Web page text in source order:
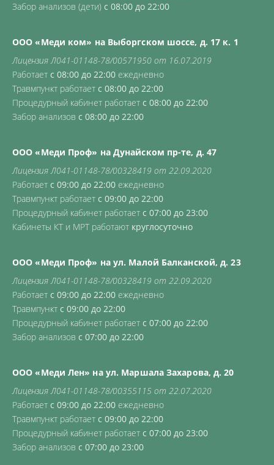
Забор анализов (дети) с 08:00 до 22:00
ООО «Меди ком» на Выборгском шоссе, д. 17 к. 1
Лицензия Л041-01148-78/00571950 от 16.07.2019
Работает с 08:00 до 22:00 ежедневно
Травмпункт работает с 08:00 до 22:00
Процедурный кабинет работает с 08:00 до 22:00
Забор анализов с 08:00 до 22:00
ООО «Меди Проф» на Дунайском пр-те, д. 47
Лицензия Л041-01148-78/00328419 от 22.09.2020
Работает с 09:00 до 22:00 ежедневно
Травмпункт работает с 09:00 до 22:00
Процедурный кабинет работает с 07:00 до 23:00
Кабинеты КТ и МРТ работают круглосуточно
ООО «Меди Проф» на ул. Малой Балканской, д. 23
Лицензия Л041-01148-78/00328419 от 22.09.2020
Работает с 09:00 до 22:00 ежедневно
Травмпункт с 09:00 до 22:00
Процедурный кабинет работает с 07:00 до 22:00
Забор анализов с 07:00 до 22:00
ООО «Меди Лен» на ул. Маршала Захарова, д. 20
Лицензия Л041-01148-78/00355115 от 22.07.2020
Работает с 09:00 до 22:00 ежедневно
Травмпункт работает с 09:00 до 22:00
Процедурный кабинет работает с 07:00 до 23:00
Забор анализов с 07:00 до 23:00